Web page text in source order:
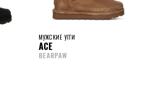
МУЖСКИЕ УГГИ
ACE
BEARPAW